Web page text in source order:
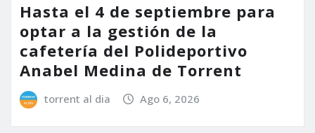
Hasta el 4 de septiembre para
optar a la gestión de la
cafetería del Polideportivo
Anabel Medina de Torrent
torrent al dia Ago 6, 2026